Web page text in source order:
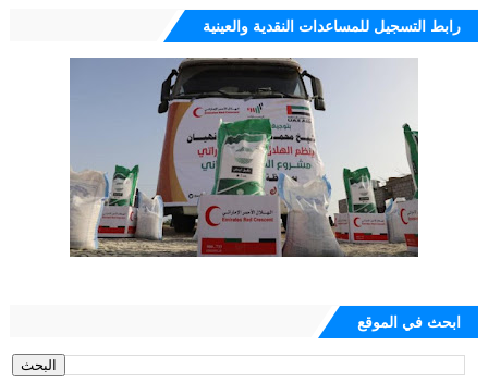
رابط التسجيل للمساعدات النقدية والعينية
ابحث في الموقع